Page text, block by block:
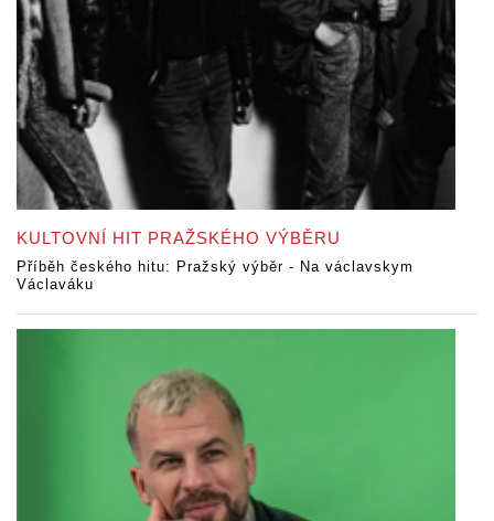
KULTOVNÍ HIT PRAŽSKÉHO VÝBĚRU
Příběh českého hitu: Pražský výběr - Na václavskym
Václaváku